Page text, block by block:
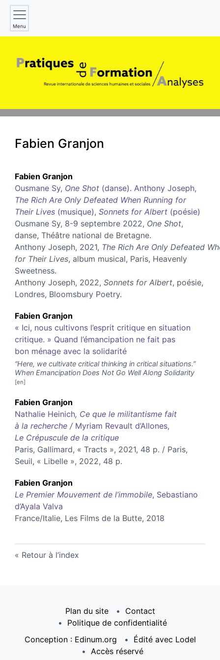
Menu
Fabien Granjon
Fabien Granjon
Ousmane Sy, One Shot (danse). Anthony Joseph,
The Rich Are Only Defeated When Running for
Their Lives (musique), Sonnets for Albert (poésie)
Ousmane Sy, 8-9 septembre 2022, One Shot,
danse, Théâtre national de Bretagne.
Anthony Joseph, 2021, The Rich Are Only Defeated
for Their Lives, album musical, Paris, Heavenly
Sweetness.
Anthony Joseph, 2022, Sonnets for Albert, poésie,
Londres, Bloomsbury Poetry.
Fabien Granjon
« Ici, nous cultivons l’esprit critique en situation
critique. » Quand l’émancipation ne fait pas
bon ménage avec la solidarité
“Here, we cultivate critical thinking in critical situations.”
When Emancipation Does Not Go Well Along Solidarity
Fabien Granjon
Nathalie Heinich, Ce que le militantisme fait
à la recherche / Myriam Revault d’Allones,
Le Crépuscule de la critique
Paris, Gallimard, « Tracts », 2021, 48 p. / Paris,
Seuil, « Libelle », 2022, 48 p.
Fabien Granjon
Le Premier Mouvement de l’immobile, Sebastiano
d’Ayala Valva
France/Italie, Les Films de la Butte, 2018
Retour à l’index
Plan du site
Contact
Politique de confidentialité
Conception : Edinum.org
Édité avec Lodel
Accès réservé